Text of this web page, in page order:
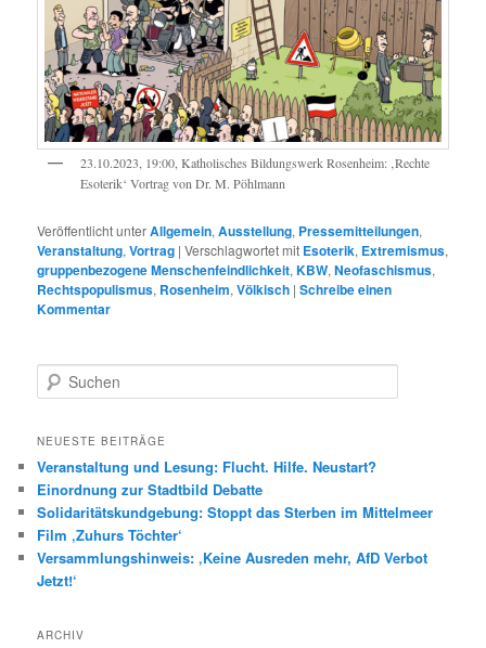
23.10.2023, 19:00, Katholisches Bildungswerk Rosenheim: ‚Rechte
Esoterik‘ Vortrag von Dr. M. Pöhlmann
Veröffentlicht unterAllgemein,Ausstellung, Pressemitteilungen,
Veranstaltung,Vortrag |Verschlagwortet mit Esoterik, Extremismus,
gruppenbezogene Menschenfeindlichkeit,KBW,Neofaschismus,
Rechtspopulismus, Rosenheim,Völkisch |Schreibe einen
Kommentar
u
h
n
NEUESTE BEITRÄGE
Veranstaltung und Lesung: Flucht. Hilfe. Neustart?
Einordnung zur Stadtbild Debatte
Solidaritätskundgebung: Stoppt das Sterben im Mittelmeer
Film ‚Zuhurs Töchter‘
Versammlungshinweis: ‚Keine Ausreden mehr, AfD Verbot
Jetzt!‘
ARCHIV